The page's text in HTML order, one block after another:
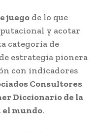
juego de lo que
y acotar
categoría de
estrategia pionera
con indicadores
Consultores
Diccionario de la
el mundo.